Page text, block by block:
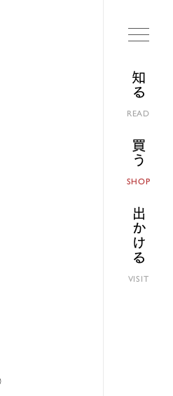
知る
READ
買う
SHOP
出かける
VISIT